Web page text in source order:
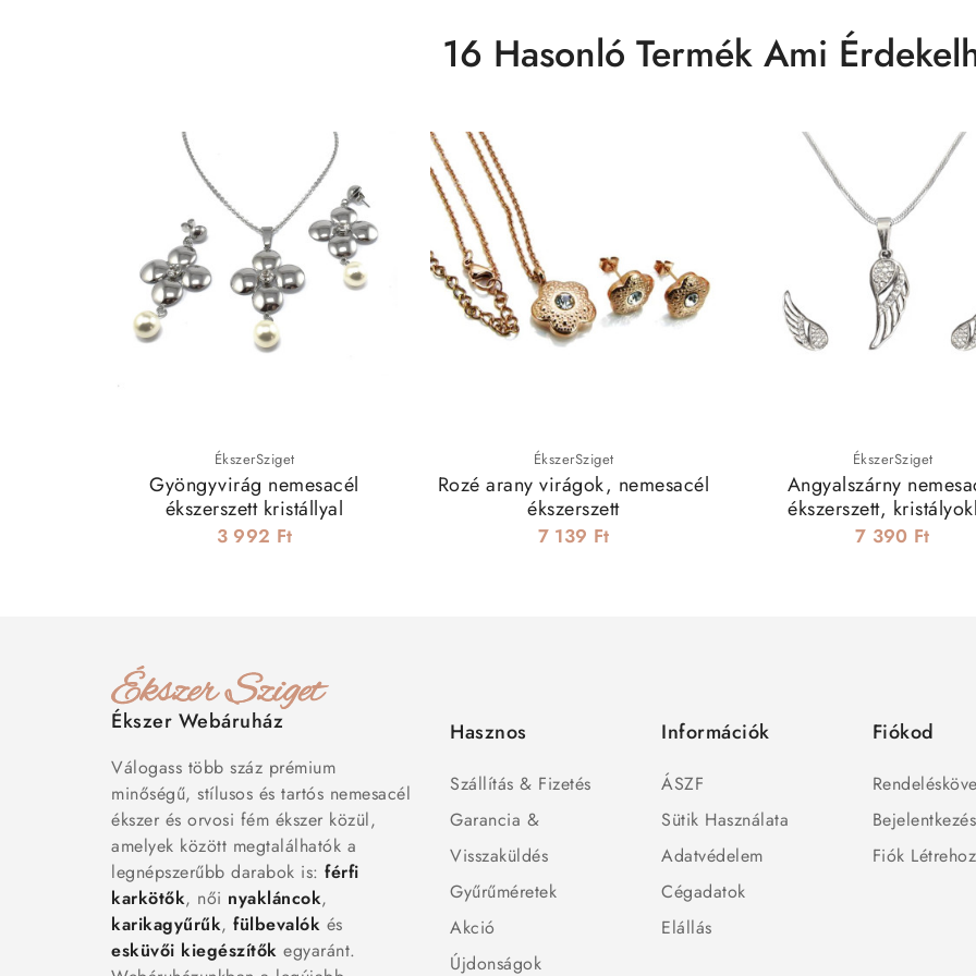
16 Hasonló Termék Ami
ÉkszerSziget
Gyöngyvirág nemesacél
ékszerszett kristállyal
3 992 Ft
ÉkszerSziget
Rozé arany virágok, nemesacél
ékszerszett
7 139 Ft
ÉkszerSziget
Angyalszárny
ékszerszett,
7 390 Ft
Ékszer Webáruház
Válogass több száz prémium
minőségű, stílusos és tartós nemesacél
ékszer és orvosi fém ékszer közül,
amelyek között megtalálhatók a
legnépszerűbb darabok is: férfi
karkötők, női nyakláncok,
karikagyűrűk, fülbevalók és
esküvői kiegészítők egyaránt.
Hasznos
Szállítás & Fizetés
Garancia &
Visszaküldés
Gyűrűméretek
Akció
Újdonságok
Információk
ÁSZF
Sütik Használata
Adatvédelem
Cégadatok
Elállás
Fiókod
Bejelentkezés
Fiók